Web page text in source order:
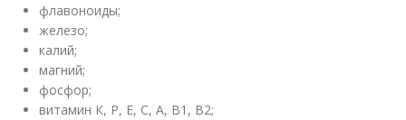
флавоноиды;
железо;
калий;
магний;
фосфор;
витамин К, Р, Е, С, А, В1, В2;